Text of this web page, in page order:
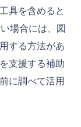
具を含めると
場合には、図
する方法があ
支援する補助
に調べて活用